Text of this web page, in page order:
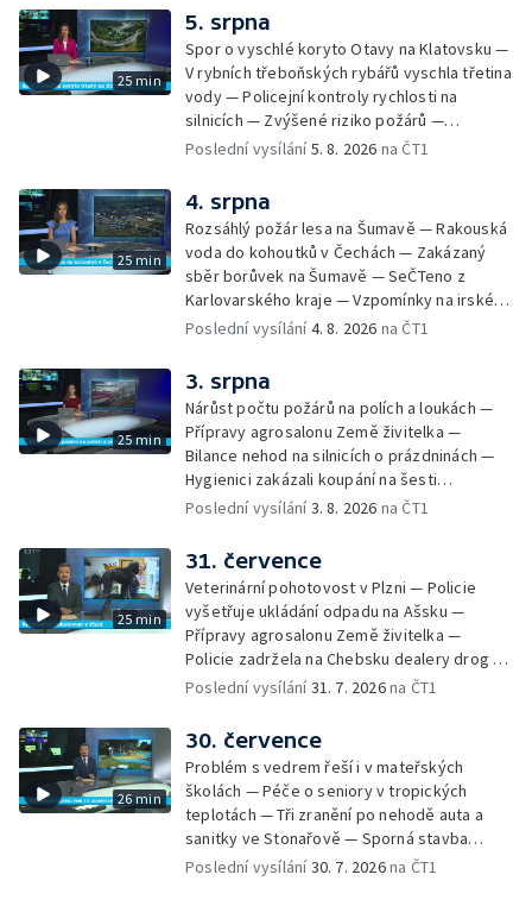
parašutistů — Na letní výlety se dá vyrazit
autem, na kole, pěšky nebo třeba vlakem.
Svůj vlastní způsob cestování má ale Pavel
Žůrek z Jarošova na Svitavsku. Po Česku
jezdí v bezmála osmdesát let starém
renovovaném traktoru. Pohybuje se
většinou po okreskách a nocuje — Srážka
zažehnává krizi ve zdravotnictví — Instalace
nové sochy v Mariánských Lázních
25 min
5. srpna
Spor o vyschlé koryto Otavy na Klatovsku —
V rybních třeboňských rybářů vyschla třetina
vody — Policejní kontroly rychlosti na
silnicích — Zvýšené riziko požárů —
Zemědělci na Vysočině čekají na déšť —
pro sociálně znevýhodněné — Neobvyklá
nehoda cyklisty v Karlových Varech —
Horské hotely nabízejí kuchařům vyšší platy
— Převoz obřích nádob do plzeňského
pivovaru
Poslední vysílání5. 8. 2026 na ČT1
25 min
4. srpna
Rozsáhlý požár lesa na Šumavě — Rakouská
voda do kohoutků v Čechách — Zakázaný
sběr borůvek na Šumavě — SeČTeno z
Karlovarského kraje — Vzpomínky na irského
hudebníka Glena Hansarda — Tři případy
řidiče za záchranu ženy — Pět let od
tragické železniční nehody v Milavčích —
Čištění Karlova mostu — Cestování za
hvězdnou oblohou
Poslední vysílání4. 8. 2026 na ČT1
25 min
3. srpna
Nárůst počtu požárů na polích a loukách —
Přípravy agrosalonu Země živitelka —
Bilance nehod na silnicích o prázdninách —
Hygienici zakázali koupání na šesti
koupalištích — Vodní záchranáři na Lipně
elektráren — Kvůli suchu vysychají obecní
studny — Péče o seniory jako brigáda —
Desítky uzavírek v Plzni — Pomoc
fanouškům na fesivalech kvůli vedru —
Historie založení Františkových Lázní
Poslední vysílání3. 8. 2026 na ČT1
25 min
31. července
Veterinární pohotovost v Plzni — Policie
vyšetřuje ukládání odpadu na Ašsku —
Přípravy agrosalonu Země živitelka —
Policie zadržela na Chebsku dealery drog —
Extrémní nasazení hasičů v Plzeňském kraji
Nový úsek dálnice D3 na jihu Čech —
Dokončení rekonstrukce Americké třídy v
Plzni — Kvůli vedru evidují zdravotníci nárůst
pacientů — Kvalita vody na koupalištích v
Plzni a okolí — Vítání mistra světa Jakuba
Krejčího — Děti riskují při hrách v
opuštěných objektech — Růst české
Poslední vysílání31. 7. 2026na ČT1
26 min
30. července
Problém s vedrem řeší i v mateřských
školách — Péče o seniory v tropických
teplotách — Tři zranění po nehodě auta a
sanitky ve Stonařově — Sporná stavba
náměstkyně hejtmana jde k zemi — Vidická
Poslední vysílání30. 7. 2026na ČT1